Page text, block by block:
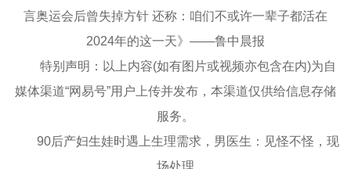
言奥运会后曾失掉方针 还称：咱们不或许一辈子都活在
2024年的这一天》——鲁中晨报
特别声明：以上内容(如有图片或视频亦包含在内)为自
媒体渠道“网易号”用户上传并发布，本渠道仅供给信息存储
服务。
90后产妇生娃时遇上生理需求，男医生：见怪不怪，现
场处理